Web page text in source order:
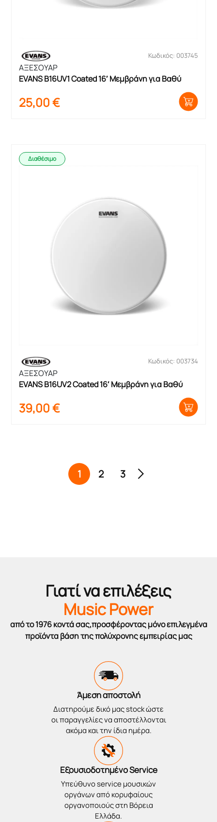
Κωδικός: 003745
ΑΞΕΣΟΥΑΡ
EVANS B16UV1 Coated 16′ Μεμβράνη για Βαθύ
25,00€
Διαθέσιμο
Κωδικός: 003734
ΑΞΕΣΟΥΑΡ
EVANS B16UV2 Coated 16′ Μεμβράνη για Βαθύ
39,00€
1 2 3
Γιατί να επιλέξεις
Music Power
από το 1976 κοντά σας,προσφέροντας μόνο επιλεγμένα
προϊόντα βάση της πολύχρονης εμπειρίας μας
Άμεση αποστολή
Διατηρούμε δικό μας stock ώστε
οι παραγγελίες να αποστέλλονται
ακόμα και την ίδια ημέρα.
Εξουσιοδοτημένο Service
Υπεύθυνο service μουσικών
οργάνων από κορυφαίους
οργανοποιούς στη Βόρεια
Ελλάδα.